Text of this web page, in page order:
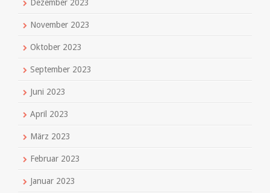
Dezember 2023
November 2023
Oktober 2023
September 2023
Juni 2023
April 2023
März 2023
Februar 2023
Januar 2023